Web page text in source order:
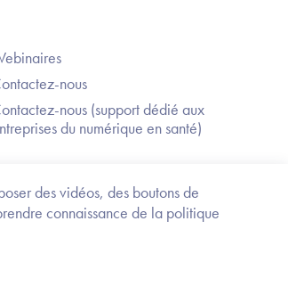
des vidéos, des boutons de
connaissance de la politiqueTrouvez
Right ANS
nous
nous (support dédié aux
du numérique en santé)
: partiellement conforme